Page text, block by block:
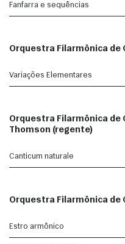
Fanfarra e sequências
Orquestra Filarmônica de
Variações Elementares
Orquestra Filarmônica de
Thomson (regente)
Canticum naturale
Orquestra Filarmônica de
Estro armônico